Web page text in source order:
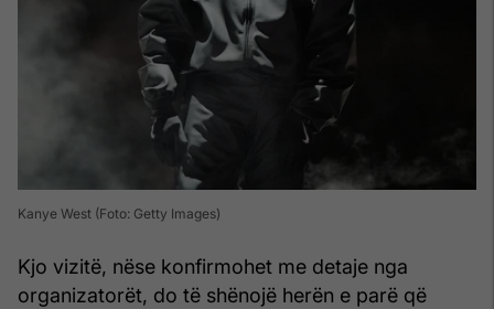
Kanye West (Foto: Getty Images)
Kjo vizitë, nëse konfirmohet me detaje nga
organizatorët, do të shënojë herën e parë që